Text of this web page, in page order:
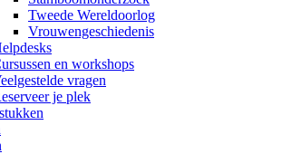
Tweede Wereldoorlog
Vrouwengeschiedenis
en workshops
vragen
je plek